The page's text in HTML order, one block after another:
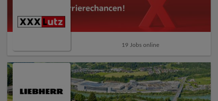
19 Jobs online